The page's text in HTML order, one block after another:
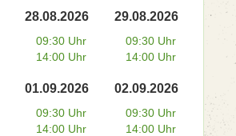
28.08.2026
09:30 Uhr
14:00 Uhr
29.08.2026
09:30 Uhr
14:00 Uhr
01.09.2026
09:30 Uhr
14:00 Uhr
02.09.2026
09:30 Uhr
14:00 Uhr